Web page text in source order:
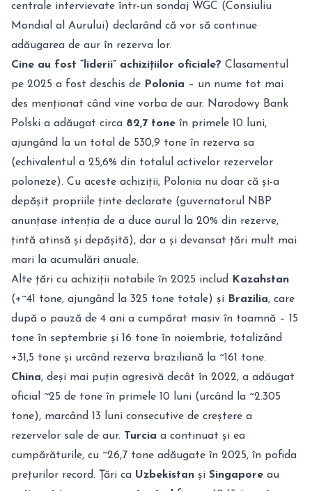
centrale intervievate într-un sondaj WGC (Consiuliu
Mondial al Aurului) declarând că vor să continue
adăugarea de aur în rezerva lor.
Cine au fost “liderii” achizițiilor oficiale? Clasamentul
pe 2025 a fost deschis de Polonia – un nume tot mai
des menționat când vine vorba de aur. Narodowy Bank
Polski a adăugat circa 82,7 tone în primele 10 luni,
ajungând la un total de 530,9 tone în rezerva sa
(echivalentul a 25,6% din totalul activelor rezervelor
poloneze). Cu aceste achiziții, Polonia nu doar că și-a
depășit propriile ținte declarate (guvernatorul NBP
anunțase intenția de a duce aurul la 20% din rezerve,
țintă atinsă și depășită), dar a și devansat țări mult mai
mari la acumulări anuale.
Alte țări cu achiziții notabile în 2025 includ Kazahstan
(+~41 tone, ajungând la 325 tone totale) și Brazilia, care
după o pauză de 4 ani a cumpărat masiv în toamnă – 15
tone în septembrie și 16 tone în noiembrie, totalizând
+31,5 tone și urcând rezerva braziliană la ~161 tone.
China, deși mai puțin agresivă decât în 2022, a adăugat
oficial ~25 de tone în primele 10 luni (urcând la ~2.305
tone), marcând 13 luni consecutive de creștere a
rezervelor sale de aur. Turcia a continuat și ea
cumpărăturile, cu ~26,7 tone adăugate în 2025, în pofida
prețurilor record. Țări ca Uzbekistan și Singapore au